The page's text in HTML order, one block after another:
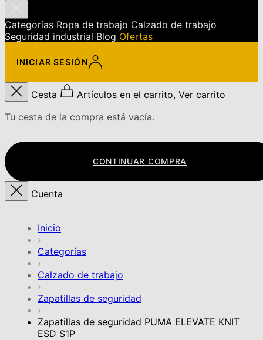
Categorías Ropa de trabajo Calzado de trabajo
Seguridad industrial Blog Ofertas
INICIAR SESIÓN
Cesta
Artículos en el carrito, Ver carrito
Tu cesta de la compra está vacía.
CONTINUAR COMPRA
Cuenta
Inicio
›
Categorías
›
Calzado de trabajo
›
Zapatillas de seguridad
›
Zapatillas de seguridad PUMA ELEVATE KNIT
ESD S1P